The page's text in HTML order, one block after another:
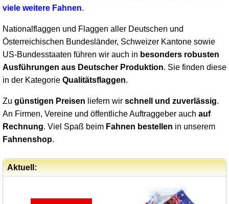
viele weitere Fahnen.
Nationalflaggen und Flaggen aller Deutschen und
Österreichischen Bundesländer, Schweizer Kantone sowie
US-Bundesstaaten führen wir auch in besonders robusten
Ausführungen aus Deutscher Produktion. Sie finden diese
in der Kategorie Qualitätsflaggen.
Zu günstigen Preisen liefern wir schnell und zuverlässig.
An Firmen, Vereine und öffentliche Auftraggeber auch auf
Rechnung. Viel Spaß beim Fahnen bestellen in unserem
Fahnenshop.
Aktuell: